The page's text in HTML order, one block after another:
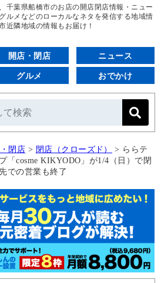
千葉県船橋市のお店の開店閉店情報・ニュー
ルメなどのローカルなネタを発信する地域情
近隣地域の情報もお届け！
開店・閉店 ニュース
グルメ おでかけ
閉店 > 閉店（クローズド） > ららテ
「cosme KIKYODO」が1/4（日）で閉
での営業も終了